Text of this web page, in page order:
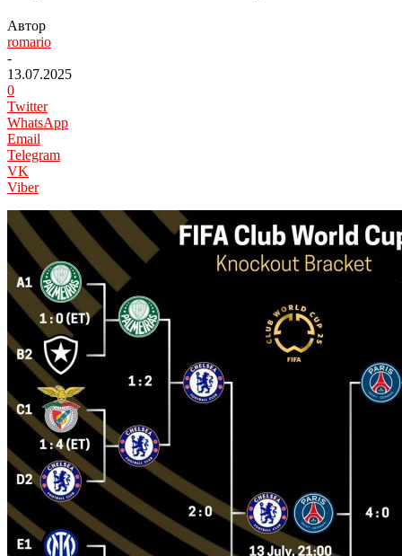
Автор
romario
-
13.07.2025
0
Twitter
WhatsApp
Email
Telegram
VK
Viber